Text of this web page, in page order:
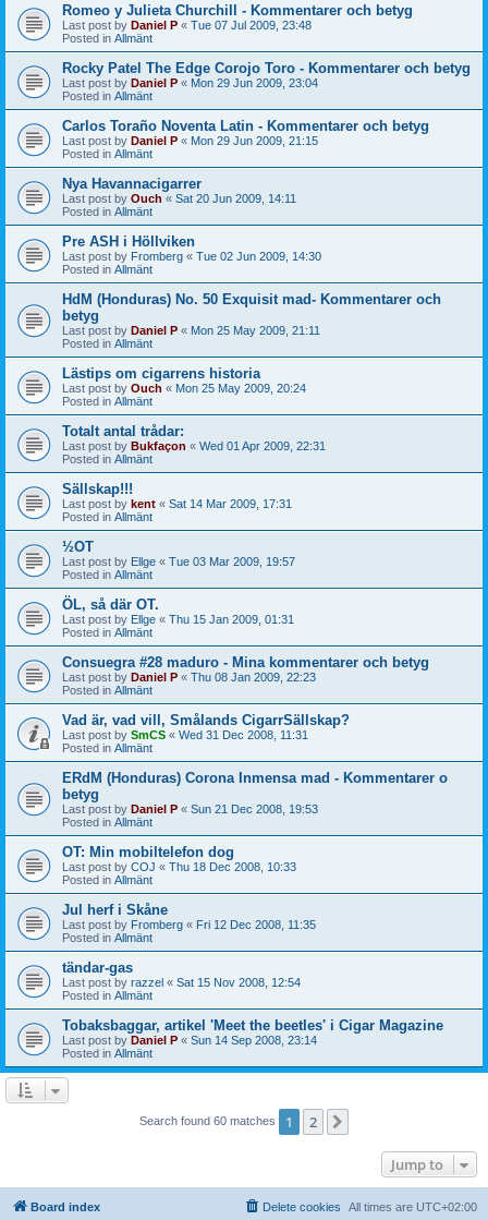
Romeo y Julieta Churchill - Kommentarer och betyg
Last post by Daniel P « Tue 07 Jul 2009, 23:48
Posted in Allmänt
Rocky Patel The Edge Corojo Toro - Kommentarer och betyg
Last post by Daniel P « Mon 29 Jun 2009, 23:04
Posted in Allmänt
Carlos Toraño Noventa Latin - Kommentarer och betyg
Last post by Daniel P « Mon 29 Jun 2009, 21:15
Posted in Allmänt
Nya Havannacigarrer
Last post by Ouch « Sat 20 Jun 2009, 14:11
Posted in Allmänt
Pre ASH i Höllviken
Last post by Fromberg « Tue 02 Jun 2009, 14:30
Posted in Allmänt
HdM (Honduras) No. 50 Exquisit mad- Kommentarer och
betyg
Last post by Daniel P « Mon 25 May 2009, 21:11
Posted in Allmänt
Lästips om cigarrens historia
Last post by Ouch « Mon 25 May 2009, 20:24
Posted in Allmänt
Totalt antal trådar:
Last post by Bukfaçon « Wed 01 Apr 2009, 22:31
Posted in Allmänt
Sällskap!!!
Last post by kent « Sat 14 Mar 2009, 17:31
Posted in Allmänt
½OT
Last post by Ellge « Tue 03 Mar 2009, 19:57
Posted in Allmänt
ÖL, så där OT.
Last post by Ellge « Thu 15 Jan 2009, 01:31
Posted in Allmänt
Consuegra #28 maduro - Mina kommentarer och betyg
Last post by Daniel P « Thu 08 Jan 2009, 22:23
Posted in Allmänt
Vad är, vad vill, Smålands CigarrSällskap?
Last post by SmCS « Wed 31 Dec 2008, 11:31
Posted in Allmänt
ERdM (Honduras) Corona Inmensa mad - Kommentarer o
betyg
Last post by Daniel P « Sun 21 Dec 2008, 19:53
Posted in Allmänt
OT: Min mobiltelefon dog
Last post by COJ « Thu 18 Dec 2008, 10:33
Posted in Allmänt
Jul herf i Skåne
Last post by Fromberg « Fri 12 Dec 2008, 11:35
Posted in Allmänt
tändar-gas
Last post by razzel « Sat 15 Nov 2008, 12:54
Posted in Allmänt
Tobaksbaggar, artikel 'Meet the beetles' i Cigar Magazine
Last post by Daniel P « Sun 14 Sep 2008, 23:14
Posted in Allmänt
Search found 60 matches 1 2
Jump to
Board index All times are UTC+02:00
Delete cookies